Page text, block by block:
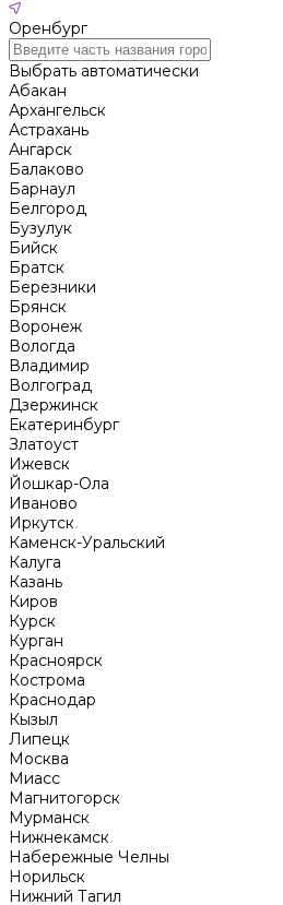
Оренбург
Выбрать автоматически
Абакан
Архангельск
Астрахань
Ангарск
Балаково
Барнаул
Белгород
Бузулук
Бийск
Братск
Березники
Брянск
Воронеж
Вологда
Владимир
Волгоград
Дзержинск
Екатеринбург
Златоуст
Ижевск
Йошкар-Ола
Иваново
Иркутск
Каменск-Уральский
Калуга
Казань
Киров
Курск
Курган
Красноярск
Кострома
Краснодар
Кызыл
Липецк
Москва
Миасс
Магнитогорск
Мурманск
Нижнекамск
Набережные Челны
Норильск
Нижний Тагил